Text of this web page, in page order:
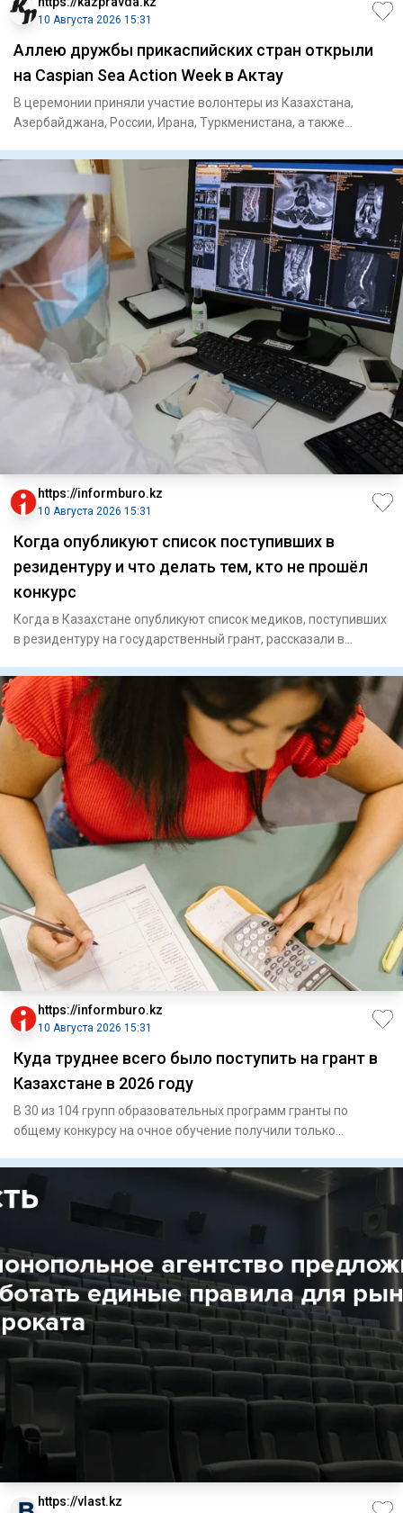
10 Августа 2026 15:31
Аллею дружбы прикаспийских стран открыли
на Caspian Sea Action Week в Актау
В церемонии приняли участие волонтеры из Казахстана,
Азербайджана, России, Ирана, Туркменистана, а также
https://informburo.kz
10 Августа 2026 15:31
Когда опубликуют список поступивших в
резидентуру и что делать тем, кто не прошёл
конкурс
Когда в Казахстане опубликуют список медиков, поступивших
в резидентуру на государственный грант, рассказали в
https://informburo.kz
10 Августа 2026 15:31
Куда труднее всего было поступить на грант в
Казахстане в 2026 году
В 30 из 104 групп образовательных программ гранты по
общему конкурсу на очное обучение получили только
https://vlast.kz